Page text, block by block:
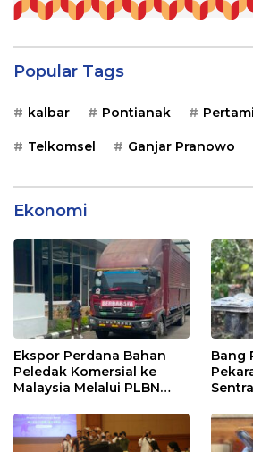
Popular Tags
kalbar Pontianak
Telkomsel Ganjar Pranowo
Ekonomi
Ekspor Perdana Bahan
Peledak Komersial ke
Malaysia Melalui PLBN
Bang